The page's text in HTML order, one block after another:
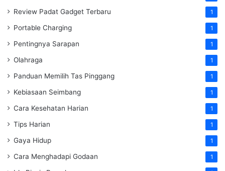
Review Padat Gadget Terbaru 1
Portable Charging 1
Pentingnya Sarapan 1
Olahraga 1
Panduan Memilih Tas Pinggang 1
Kebiasaan Seimbang 1
Cara Kesehatan Harian 1
Tips Harian 1
Gaya Hidup 1
Cara Menghadapi Godaan 1